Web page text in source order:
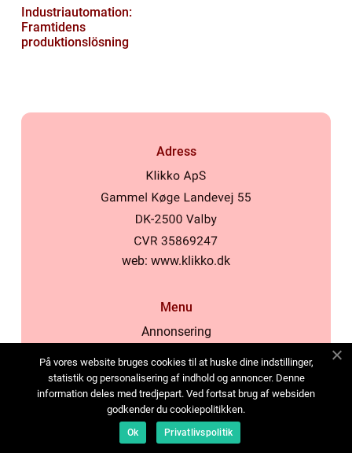
Industriautomation:
Framtidens
produktionslösning
Adress
web: www.klikko.dk
Menu
Annonsering
Cookies
Kontakta oss
Sitemap
På vores website bruges cookies til at huske dine indstillinger,
statistik og personalisering af indhold og annoncer. Denne
information deles med tredjepart. Ved fortsat brug af websiden
godkender du cookiepolitikken.
Ok Privatlivspolitik